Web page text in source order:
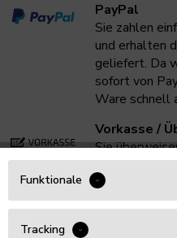
PayPal
Sie zahlen
und erhalten
geliefert. Da
sofort von
Ware schnell
Vorkasse /
Sie
Bestellung
versenden
Funktionale
Tracking